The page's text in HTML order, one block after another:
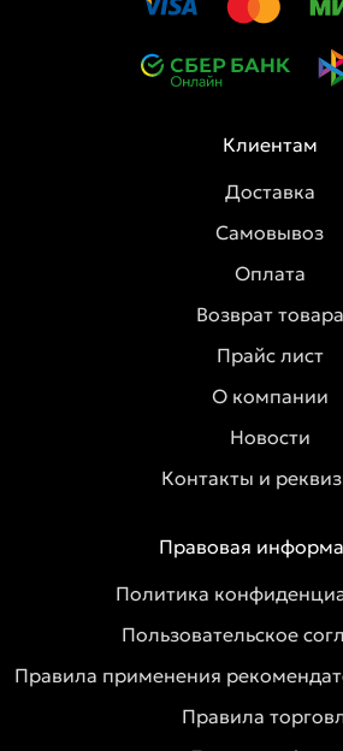
Клиентам
Доставка
Самовывоз
Оплата
Возврат товара
Прайс лист
О компании
Новости
Контакты и
Правовая
Политика
Пользовательское
Правила применения
Правила